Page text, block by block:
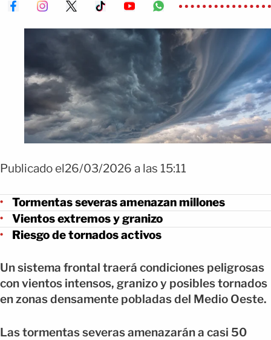
Publicado el26/03/2026 a las 15:11
Tormentas severas amenazan millones
Vientos extremos y granizo
Riesgo de tornados activos
Un sistema frontal traerá condiciones peligrosas
con vientos intensos, granizo y posibles tornados
en zonas densamente pobladas del Medio Oeste.
Las tormentas severas amenazarán a casi 50